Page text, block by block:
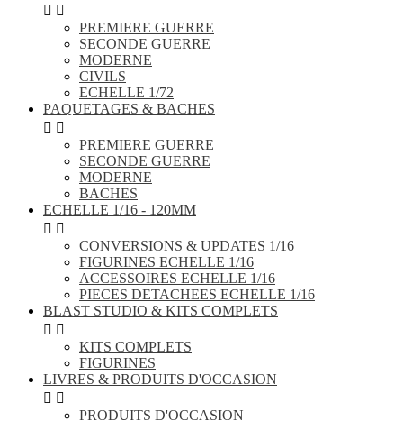
 
PREMIERE GUERRE
SECONDE GUERRE
MODERNE
CIVILS
ECHELLE 1/72
PAQUETAGES & BACHES
 
PREMIERE GUERRE
SECONDE GUERRE
MODERNE
BACHES
ECHELLE 1/16 - 120MM
 
CONVERSIONS & UPDATES 1/16
FIGURINES ECHELLE 1/16
ACCESSOIRES ECHELLE 1/16
PIECES DETACHEES ECHELLE 1/16
BLAST STUDIO & KITS COMPLETS
 
KITS COMPLETS
FIGURINES
LIVRES & PRODUITS D'OCCASION
 
PRODUITS D'OCCASION